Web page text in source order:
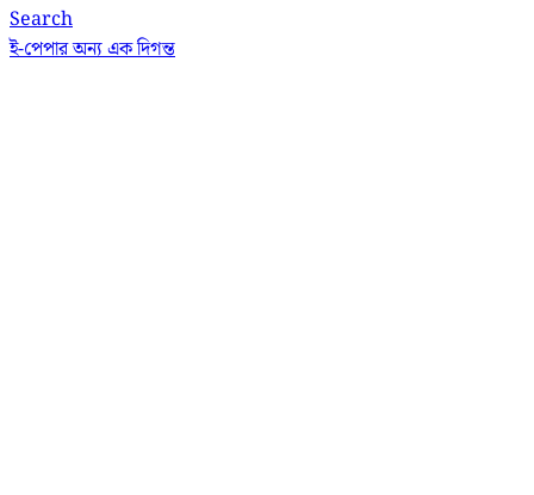
Search
ই-পেপারঅন্য এক দিগন্ত